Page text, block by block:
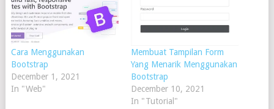
Cara Menggunakan
Bootstrap
December 1, 2021
In "Web"
Membuat Tampilan Form
Yang Menarik Menggunakan
Bootstrap
December 10, 2021
In "Tutorial"